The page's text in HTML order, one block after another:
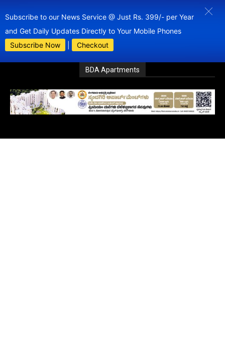
Subscribe to our News Service @ Just Rs. 399/- per Year
and Get Daily Updates Directly to Your Mobile Phones
Subscribe Now
Checkout
BDA Apartments